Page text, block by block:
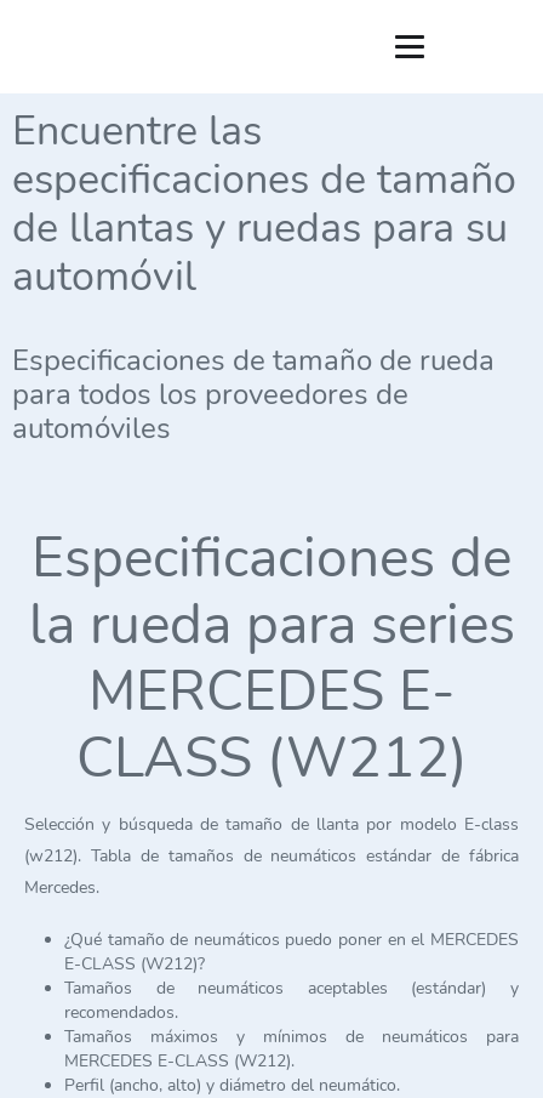
Encuentre las
especificaciones de tamaño
de llantas y ruedas para su
automóvil
Especificaciones de tamaño de rueda
para todos los proveedores de
automóviles
Especificaciones de
la rueda para series
MERCEDES E-
CLASS (W212)
Selección y búsqueda de tamaño de llanta por modelo E-class
(w212). Tabla de tamaños de neumáticos estándar de fábrica
Mercedes.
¿Qué tamaño de neumáticos puedo poner en el MERCEDES
E-CLASS (W212)?
Tamaños de neumáticos aceptables (estándar) y
recomendados.
Tamaños máximos y mínimos de neumáticos para
MERCEDES E-CLASS (W212).
Perfil (ancho, alto) y diámetro del neumático.